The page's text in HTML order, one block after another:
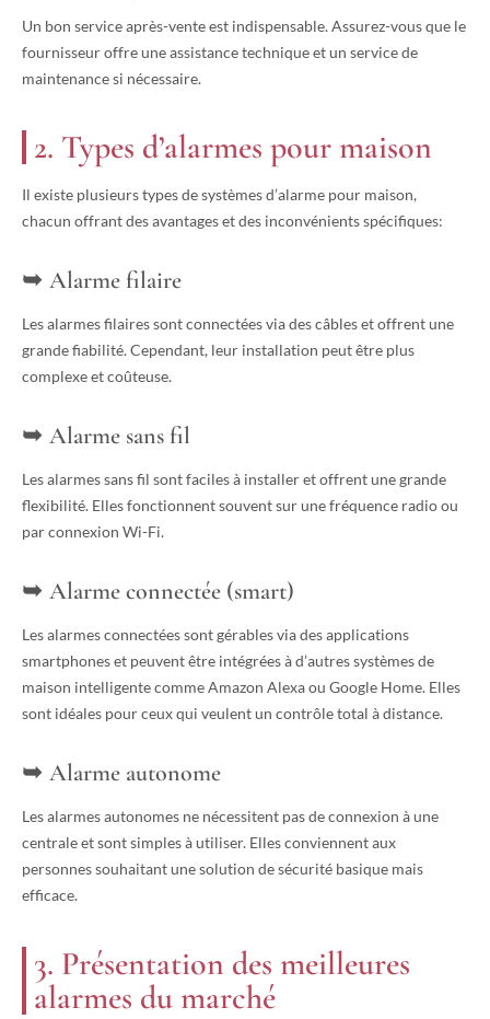
Un bon service après-vente est indispensable. Assurez-vous que le
fournisseur offre une assistance technique et un service de
maintenance si nécessaire.
2. Types d’alarmes pour maison
Il existe plusieurs types de systèmes d’alarme pour maison,
chacun offrant des avantages et des inconvénients spécifiques:
Alarme filaire
Les alarmes filaires sont connectées via des câbles et offrent une
grande fiabilité. Cependant, leur installation peut être plus
complexe et coûteuse.
Alarme sans fil
Les alarmes sans fil sont faciles à installer et offrent une grande
flexibilité. Elles fonctionnent souvent sur une fréquence radio ou
par connexion Wi-Fi.
Alarme connectée (smart)
Les alarmes connectées sont gérables via des applications
smartphones et peuvent être intégrées à d’autres systèmes de
maison intelligente comme Amazon Alexa ou Google Home. Elles
sont idéales pour ceux qui veulent un contrôle total à distance.
Alarme autonome
Les alarmes autonomes ne nécessitent pas de connexion à une
centrale et sont simples à utiliser. Elles conviennent aux
personnes souhaitant une solution de sécurité basique mais
efficace.
3. Présentation des meilleures
alarmes du marché